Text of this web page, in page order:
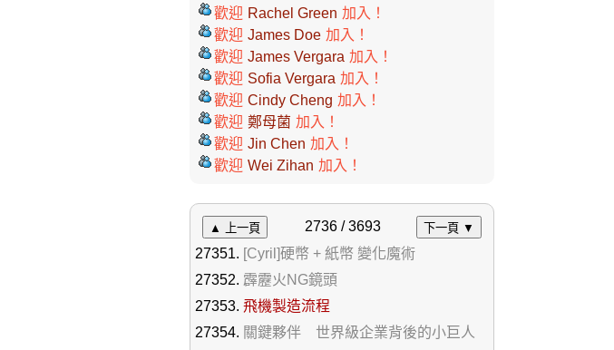
歡迎 Rachel Green 加入！
歡迎 James Doe 加入！
歡迎 James Vergara 加入！
歡迎 Sofia Vergara 加入！
歡迎 Cindy Cheng 加入！
歡迎 鄭母菌 加入！
歡迎 Jin Chen 加入！
歡迎 Wei Zihan 加入！
▲ 上一頁 2736 / 3693 下一頁 ▼
[Cyril]硬幣 + 紙幣 變化魔術
霹靂火NG鏡頭
飛機製造流程
關鍵夥伴 世界級企業背後的小巨人